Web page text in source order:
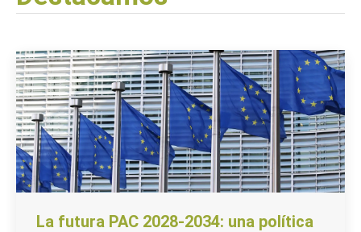
La futura PAC 2028-2034: una política